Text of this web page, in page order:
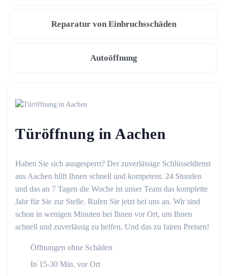
Reparatur von Einbruchsschäden
Autoöffnung
Türöffnung in Aachen
Haben Sie sich ausgesperrt? Der zuverlässige Schlüsseldienst
aus Aachen hilft Ihnen schnell und kompetent. 24 Stunden
und das an 7 Tagen die Woche ist unser Team das komplette
Jahr für Sie zur Stelle. Rufen Sie jetzt bei uns an. Wir sind
schon in wenigen Minuten bei Ihnen vor Ort, um Ihnen
schnell und zuverlässig zu helfen. Und das zu fairen Preisen!
Öffnungen ohne Schäden
In 15-30 Min. vor Ort